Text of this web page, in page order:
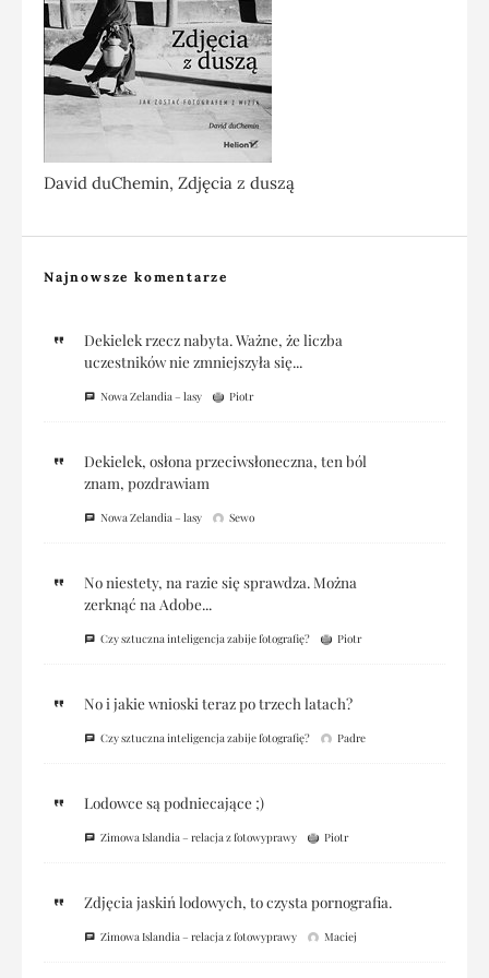
David duChemin, Zdjęcia z duszą
Najnowsze komentarze
Dekielek rzecz nabyta. Ważne, że liczba
uczestników nie zmniejszyła się...
Nowa Zelandia – lasy Piotr
Dekielek, osłona przeciwsłoneczna, ten ból
znam, pozdrawiam
Nowa Zelandia – lasy Sewo
No niestety, na razie się sprawdza. Można
zerknąć na Adobe...
Czy sztuczna inteligencja zabije fotografię? Piotr
No i jakie wnioski teraz po trzech latach?
Czy sztuczna inteligencja zabije fotografię? Padre
Lodowce są podniecające ;)
Zimowa Islandia – relacja z fotowyprawy Piotr
Zdjęcia jaskiń lodowych, to czysta pornografia.
Zimowa Islandia – relacja z fotowyprawy Maciej